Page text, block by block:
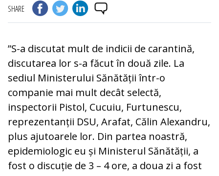
SHARE
”S-a discutat mult de indicii de carantină,
discutarea lor s-a făcut în două zile. La
sediul Ministerului Sănătății într-o
companie mai mult decât selectă,
inspectorii Pistol, Cucuiu, Furtunescu,
reprezentanții DSU, Arafat, Călin Alexandru,
plus ajutoarele lor. Din partea noastră,
epidemiologic eu și Ministerul Sănătății, a
fost o discuție de 3 – 4 ore, a doua zi a fost